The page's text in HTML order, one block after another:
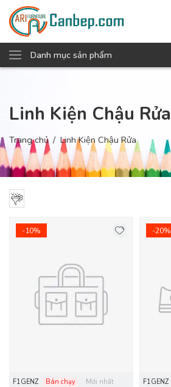
Danh mục sản phẩm
Linh Kiện Chậu Rửa
Trang chủ Linh Kiện Chậu Rửa
-10%
F1GENZ Bán chạy Mới nhất
-20%
F1GENZ